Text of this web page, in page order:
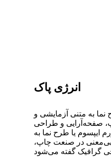
انرژی پاک
نما به متنی آزمایشی و
صفحه‌آرایی و طراحی
ایپسوم یا طرح‌ نما به
در صنعت چاپ،